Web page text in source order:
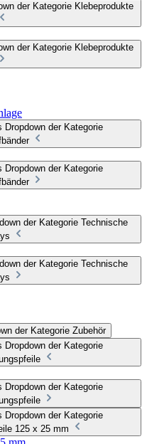
der Kategorie Klebeprodukte
der Kategorie Klebeprodukte
der Kategorie
der Kategorie
der Kategorie Technische
der Kategorie Technische
der Kategorie Zubehör
der Kategorie
der Kategorie
der Kategorie
125 x 25 mm